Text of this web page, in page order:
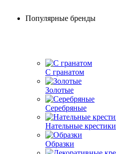
Популярные бренды
С гранатом
Золотые
Серебряные
Нательные крестики
Образки